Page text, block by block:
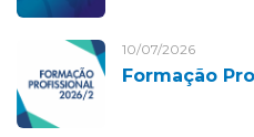
10/07/2026
Formação